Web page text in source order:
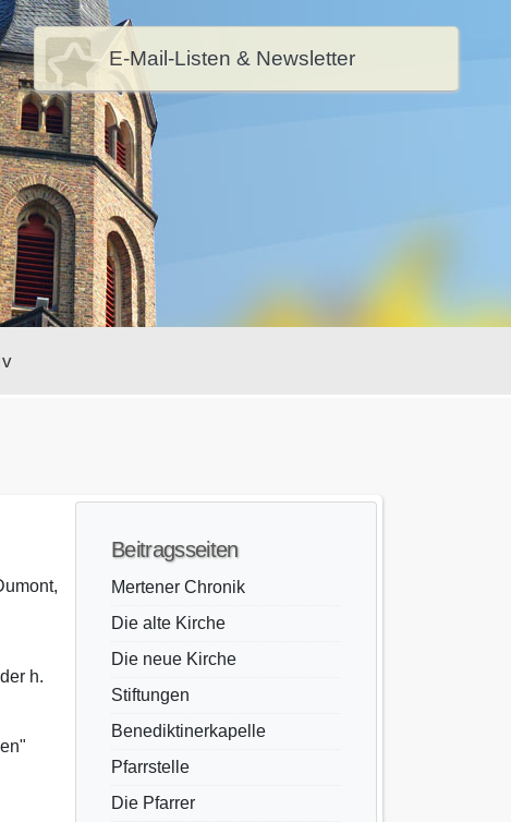
E-Mail-Listen & Newsletter
Beitragsseiten
Mertener Chronik
Die alte Kirche
Die neue Kirche
Stiftungen
Benediktinerkapelle
Pfarrstelle
Die Pfarrer
h.